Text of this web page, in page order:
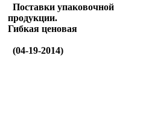
Поставки упаковочной
продукции.
Гибкая ценовая
(04-19-2014)